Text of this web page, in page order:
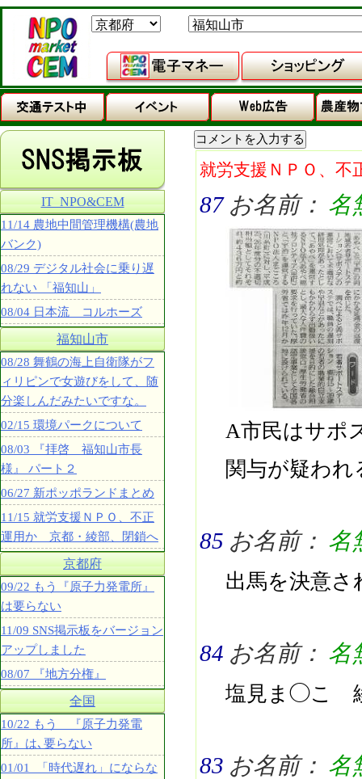
就労支援ＮＰＯ、
87 お名前： 名
A市民はサポ
関与が疑わ
85 お名前： 名
出馬を決意
84 お名前： 名
塩見ま◯こ
83 お名前： 名
IT_NPO&CEM
11/14 農地中間管理機構(農地
バンク)
08/29 デジタル社会に乗り遅
れない 「福知山」
08/04 日本流 コルホーズ
福知山市
08/28 舞鶴の海上自衛隊がフ
ィリピンで女遊びをして、随
分楽しんだみたいですな。
02/15 環境パークについて
08/03 『拝啓 福知山市長
様』 パート２
06/27 新ポッポランドまとめ
11/15 就労支援ＮＰＯ、不正
運用か 京都・綾部、閉鎖へ
京都府
09/22 もう『原子力発電所』
は要らない
11/09 SNS掲示板をバージョン
アップしました
08/07 『地方分権』
全国
10/22 もう 『原子力発電
所』は､要らない
01/01 「時代遅れ」にならな